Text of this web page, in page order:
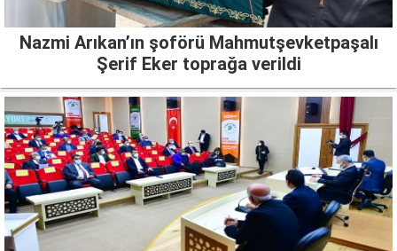
Nazmi Arıkan’ın şoförü Mahmutşevketpaşalı
Şerif Eker toprağa verildi